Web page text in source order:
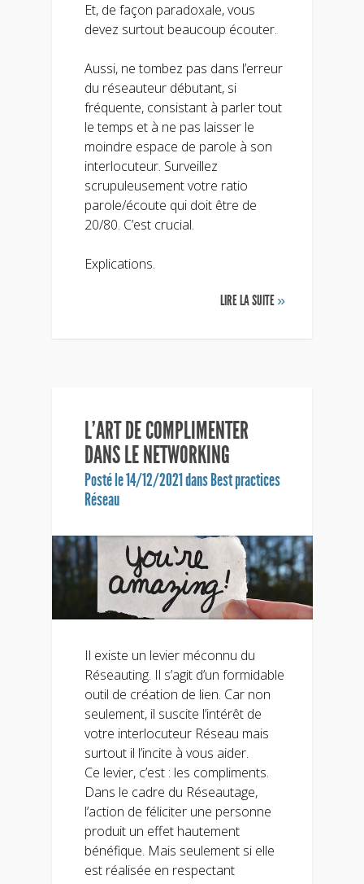
Et, de façon paradoxale, vous
devez surtout beaucoup écouter.
Aussi, ne tombez pas dans l’erreur
du réseauteur débutant, si
fréquente, consistant à parler tout
le temps et à ne pas laisser le
moindre espace de parole à son
interlocuteur. Surveillez
scrupuleusement votre ratio
parole/écoute qui doit être de
20/80. C’est crucial.
Explications.
LIRE LA SUITE»
L’ART DE COMPLIMENTER
DANS LE NETWORKING
Posté le 14/12/2021 dansBest practices
Réseau
Il existe un levier méconnu du
Réseauting. Il s’agit d’un formidable
outil de création de lien. Car non
seulement, il suscite l’intérêt de
votre interlocuteur Réseau mais
surtout il l’incite à vous aider.
Ce levier, c’est : les compliments.
Dans le cadre du Réseautage,
l’action de féliciter une personne
produit un effet hautement
bénéfique. Mais seulement si elle
est réalisée en respectant